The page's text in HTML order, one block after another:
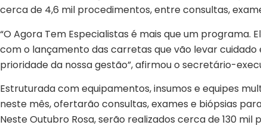
cerca de 4,6 mil procedimentos, entre consultas,
“O Agora Tem Especialistas é mais que um
com o lançamento das carretas que vão levar
prioridade da nossa gestão”, afirmou o secretário-
Estruturada com equipamentos, insumos e equipes
neste mês, ofertarão consultas, exames e biópsias
Neste Outubro Rosa, serão realizados cerca de 130 mil